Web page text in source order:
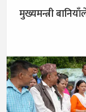
मुख्यमन्त्री